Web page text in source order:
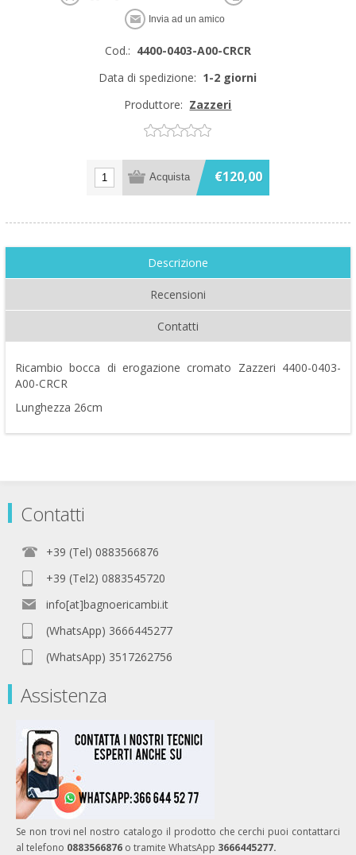
Cod.: 4400-0403-A00-CRCR
Data di spedizione: 1-2 giorni
Produttore: Zazzeri
€120,00
Descrizione
Recensioni
Contatti
Ricambio bocca di erogazione cromato Zazzeri 4400-0403-
A00-CRCR
Lunghezza 26cm
Contatti
+39 (Tel) 0883566876
+39 (Tel2) 0883545720
info[at]bagnoericambi.it
(WhatsApp) 3666445277
(WhatsApp) 3517262756
Assistenza
Se non trovi nel nostro catalogo il prodotto che cerchi puoi contattarci
al telefono 0883566876 o tramite WhatsApp 3666445277.